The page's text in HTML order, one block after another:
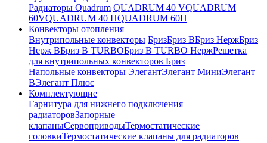
Радиаторы Quadrum QUADRUM 40 VQUADRUM
60VQUADRUM 40 HQUADRUM 60H
Конвекторы отопления
Внутрипольные конвекторы БризБриз ВБриз НержБриз
Нерж ВБриз В TURBOБриз В TURBO НержРешетка
для внутрипольных конвекторов Бриз
Напольные конвекторы ЭлегантЭлегант МиниЭлегант
ВЭлегант Плюс
Комплектующие
Гарнитура для нижнего подключения
радиаторовЗапорные
клапаныСервоприводыТермостатические
головкиТермостатические клапаны для радиаторов